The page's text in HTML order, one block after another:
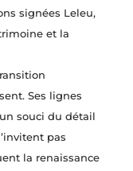
signées Leleu,
et la
Ses lignes
souci du détail
pas
la renaissance